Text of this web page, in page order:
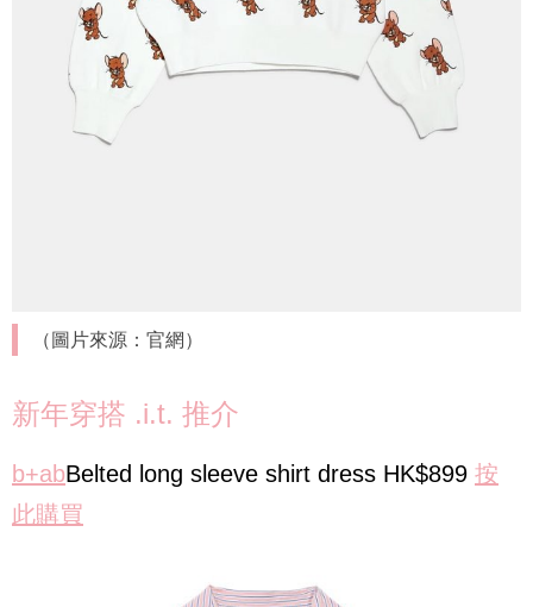
（圖片來源：官網）
新年穿搭 .i.t. 推介
b+abBelted long sleeve shirt dress HK$899 按
此購買